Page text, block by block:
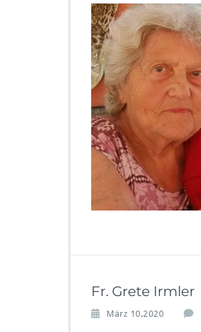
Fr. Grete Irmler
März 10,2020